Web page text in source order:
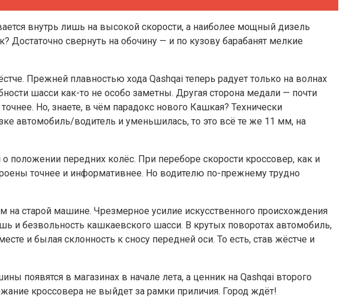
внутрь лишь на высокой скорости, а наиболее мощный дизель
свернуть на обочину — и по кузову барабанят мелкие
Прежней плавностью хода Qashqai теперь радует только на волнах
шасси как-то не особо заметны. Другая сторона медали — почти
Но, знаете, в чём парадокс нового Кашкая? Технически
автомобиль/водитель и уменьшилась, то это всё те же 11 мм, на
положении передних колёс. При переборе скорости кроссовер, как и
точнее и информативнее. Но водителю по-прежнему трудно
старой машине. Чрезмерное усилие искусственного происхождения
и безвольность кашкаевского шасси. В крутых поворотах автомобиль,
и былая склонность к сносу передней оси. То есть, став жёстче и
появятся в магазинах в начале лета, а ценник на Qashqai второго
кроссовера не выйдет за рамки приличия. Город ждёт!